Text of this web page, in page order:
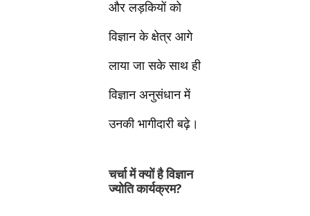
और लड़कियों को
विज्ञान के क्षेत्र आगे
लाया जा सके साथ ही
विज्ञान अनुसंधान में
उनकी भागीदारी बढ़े।
चर्चा में क्यों है विज्ञान
ज्योति कार्यक्रम?